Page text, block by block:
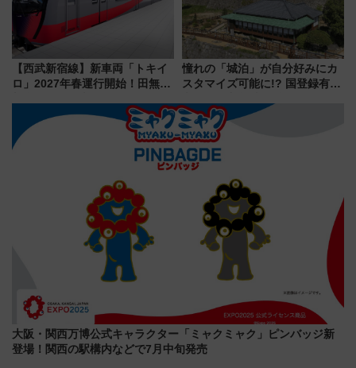
【西武新宿線】新車両「トキイ
ロ」2027年春運行開始！田無・
「第2弾」も
憧れの「城泊」が自分好みにカ
スタマイズ可能に!? 国登録有形
にオーダーメイド型の宿泊プラ
ンが誕生！
大阪・関西万博公式キャラクター「ミャクミャク」ピンバッジ新
登場！関西の駅構内などで7月中旬発売